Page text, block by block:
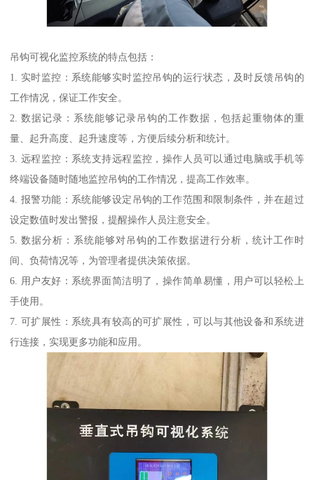
吊钩可视化监控系统的特点包括：
1. 实时监控：系统能够实时监控吊钩的运行状态，及时反馈吊钩的
工作情况，保证工作安全。
2. 数据记录：系统能够记录吊钩的工作数据，包括起重物体的重
量、起升高度、起升速度等，方便后续分析和统计。
3. 远程监控：系统支持远程监控，操作人员可以通过电脑或手机等
终端设备随时随地监控吊钩的工作情况，提高工作效率。
4. 报警功能：系统能够设定吊钩的工作范围和限制条件，并在超过
设定数值时发出警报，提醒操作人员注意安全。
5. 数据分析：系统能够对吊钩的工作数据进行分析，统计工作时
间、负荷情况等，为管理者提供决策依据。
6. 用户友好：系统界面简洁明了，操作简单易懂，用户可以轻松上
手使用。
7. 可扩展性：系统具有较高的可扩展性，可以与其他设备和系统进
行连接，实现更多功能和应用。